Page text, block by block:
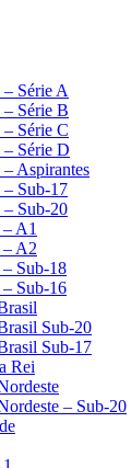
Série A
Série B
Série C
Série D
Aspirantes
Sub-17
Sub-20
A1
A2
Sub-18
Sub-16
Sub-20
Sub-17
Rei
– Sub-20